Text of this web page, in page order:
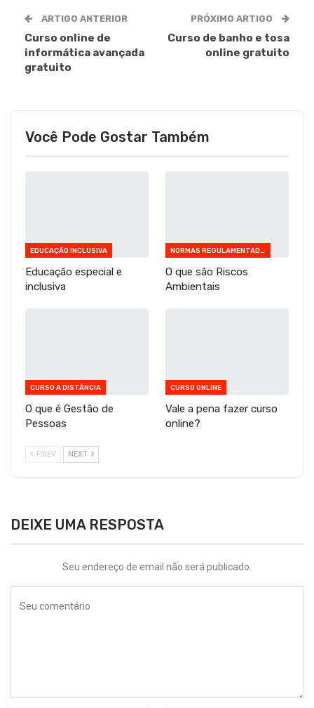
ARTIGO ANTERIOR
Curso online de
informática avançada
gratuito
PRÓXIMO ARTIGO
Curso de banho e tosa
online gratuito
Você Pode Gostar Também
EDUCAÇÃO INCLUSIVA
Educação especial e
inclusiva
NORMAS REGULAMENTADORAS
O que são Riscos
Ambientais
CURSO A DISTÂNCIA
O que é Gestão de
Pessoas
CURSO ONLINE
Vale a pena fazer curso
online?
PREV NEXT
DEIXE UMA RESPOSTA
Seu endereço de email não será publicado.